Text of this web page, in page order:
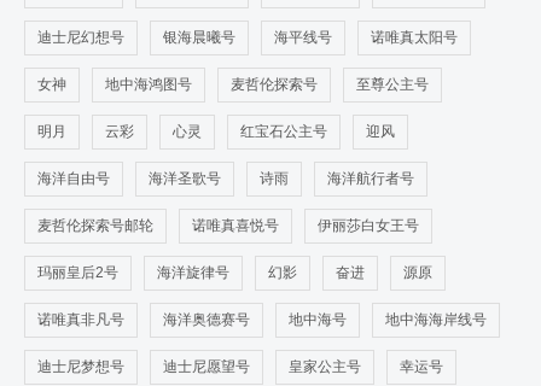
迪士尼幻想号 银海晨曦号 海平线号 诺唯真太阳号
女神 地中海鸿图号 麦哲伦探索号 至尊公主号
明月 云彩 心灵 红宝石公主号 迎风
海洋自由号 海洋圣歌号 诗雨 海洋航行者号
麦哲伦探索号邮轮 诺唯真喜悦号 伊丽莎白女王号
玛丽皇后2号 海洋旋律号 幻影 奋进 源原
诺唯真非凡号 海洋奥德赛号 地中海号 地中海海岸线号
迪士尼梦想号 迪士尼愿望号 皇家公主号 幸运号